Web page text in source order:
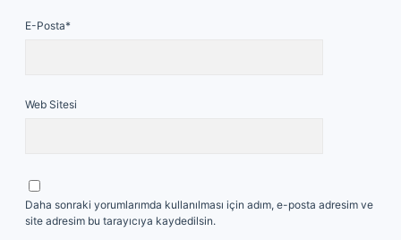
E-Posta*
Web Sitesi
Daha sonraki yorumlarımda kullanılması için adım, e-posta adresim ve
site adresim bu tarayıcıya kaydedilsin.